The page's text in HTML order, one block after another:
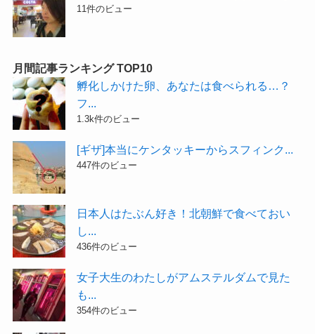
11件のビュー
月間記事ランキング TOP10
孵化しかけた卵、あなたは食べられる…？
フ...
1.3k件のビュー
[ギザ]本当にケンタッキーからスフィンク...
447件のビュー
日本人はたぶん好き！北朝鮮で食べておい
し...
436件のビュー
女子大生のわたしがアムステルダムで見た
も...
354件のビュー